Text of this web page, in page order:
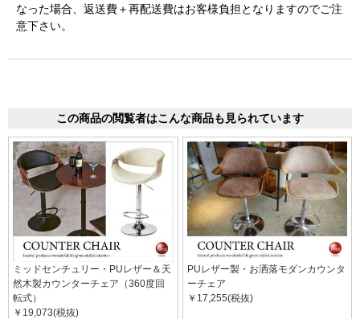
なった場合、返送費＋再配送費はお客様負担となりますのでご注
意下さい。
この商品の閲覧者はこんな商品も見られています
ミッドセンチュリー・PUレザー＆天
然木製カウンターチェア（360度回
転式）
￥19,073(税抜)
PUレザー製・お洒落モダンカウンタ
ーチェア
￥17,255(税抜)